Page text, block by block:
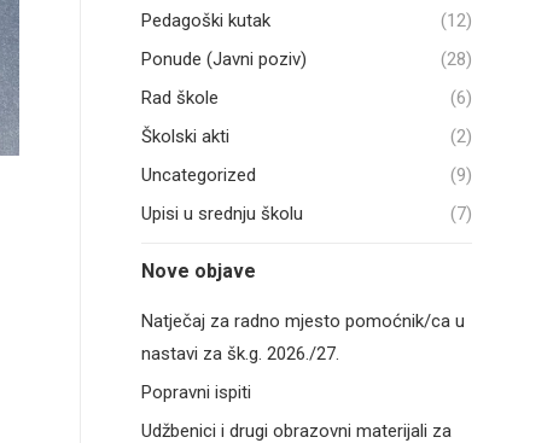
Pedagoški kutak
(12)
Ponude (Javni poziv)
(28)
Rad škole
(6)
Školski akti
(2)
Uncategorized
(9)
Upisi u srednju školu
(7)
Nove objave
Natječaj za radno mjesto pomoćnik/ca u
nastavi za šk.g. 2026./27.
Popravni ispiti
Udžbenici i drugi obrazovni materijali za